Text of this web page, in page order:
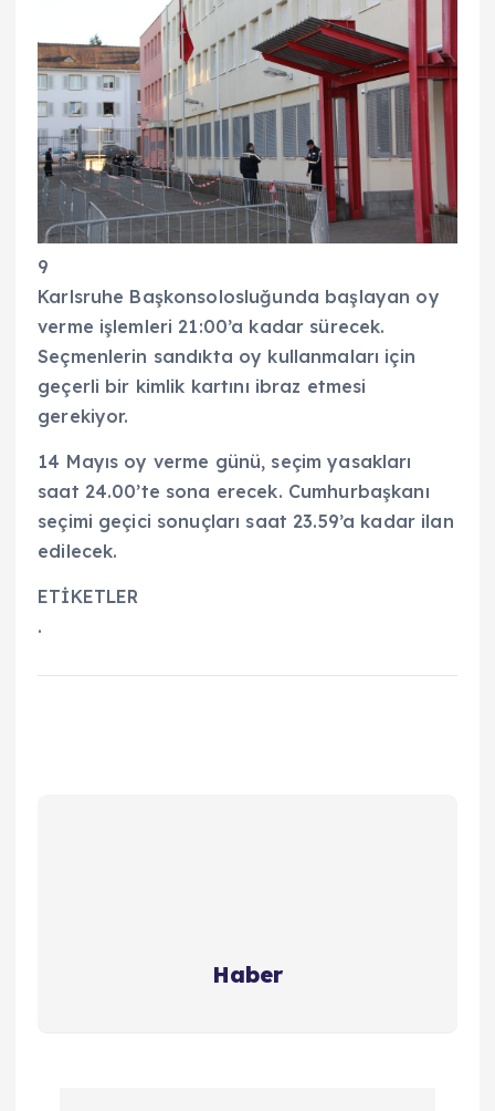
9
Karlsruhe Başkonsolosluğunda başlayan oy
verme işlemleri 21:00’a kadar sürecek.
Seçmenlerin sandıkta oy kullanmaları için
geçerli bir kimlik kartını ibraz etmesi
gerekiyor.
14 Mayıs oy verme günü, seçim yasakları
saat 24.00’te sona erecek. Cumhurbaşkanı
seçimi geçici sonuçları saat 23.59’a kadar ilan
edilecek.
ETİKETLER
.
Haber